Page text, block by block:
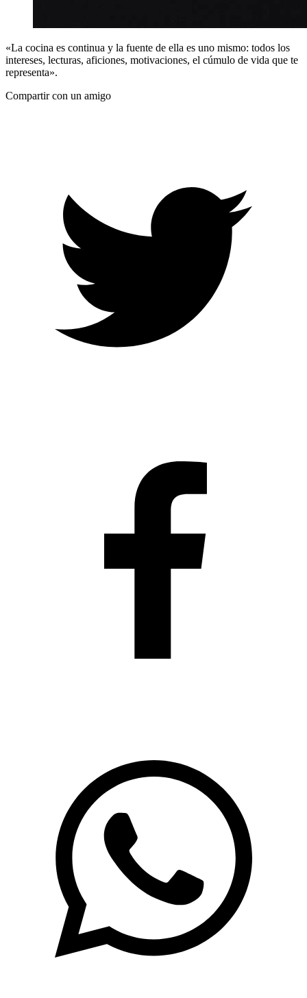
«La cocina es continua y la fuente de ella es uno mismo: todos los
intereses, lecturas, aficiones, motivaciones, el cúmulo de vida que te
representa».
Compartir con un amigo